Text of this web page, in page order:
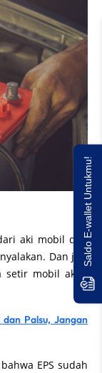
aki mobil dan
Dan jika
setir mobil akan
Palsu, Jangan
EPS sudah
Saldo E-wallet Untukmu!